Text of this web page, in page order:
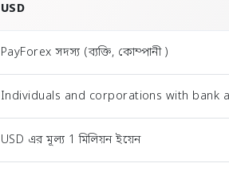
USD
PayForex সদস্য (ব্যক্তি, কোম্পানী )
Individuals and corporations with bank
USD এর মূল্য 1 মিলিয়ন ইয়েন